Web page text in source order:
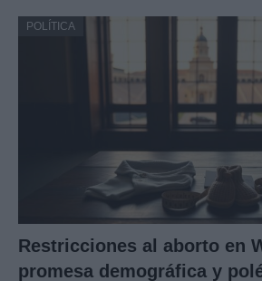
POLÍTICA
Restricciones al aborto en
promesa demográfica y